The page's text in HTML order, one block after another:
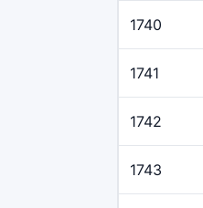
1740
1741
1742
1743